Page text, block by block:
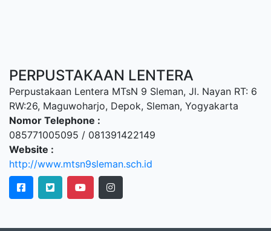
PERPUSTAKAAN LENTERA
Perpustakaan Lentera MTsN 9 Sleman, Jl. Nayan RT: 6
RW:26, Maguwoharjo, Depok, Sleman, Yogyakarta
Nomor Telephone :
085771005095 / 081391422149
Website :
http://www.mtsn9sleman.sch.id